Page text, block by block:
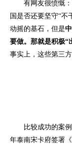
有网友很愤慨：
国是否还要坚守“不
动摇的基石，但是
要做。那就是积极“
事实上，这些第三
比较成功的案例
年泰南宋卡府签署